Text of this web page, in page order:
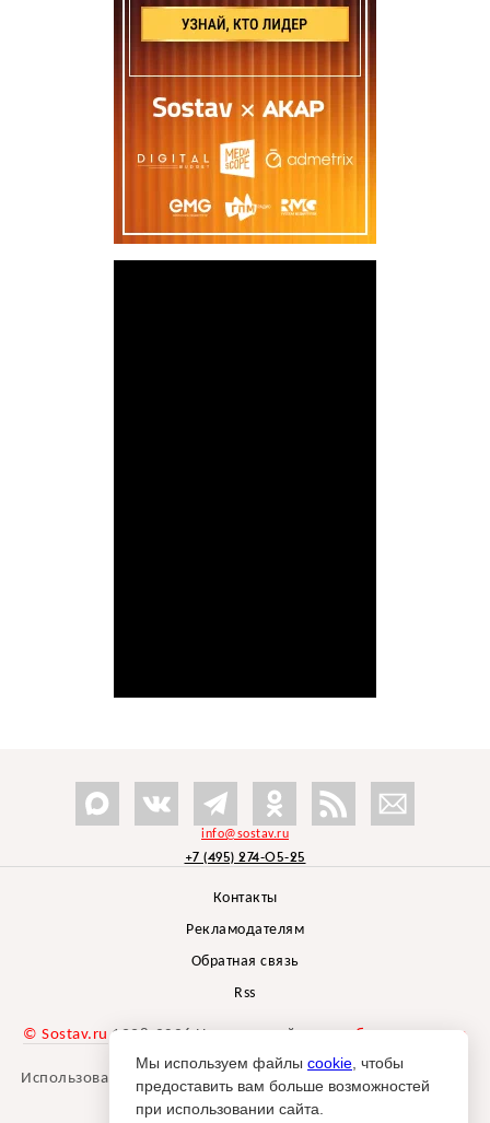
info@sostav.ru
+7 (495) 274-05-25
Контакты
Рекламодателям
Обратная связь
Rss
© Sostav.ru 1998-2026 Независимый проектбрендингового
агентства Depot
Использование материалов Sostav.ru допустимо только при
указании источника.
Мы используем файлы cookie , чтобы
предоставить вам больше возможностей
при использовании сайта.